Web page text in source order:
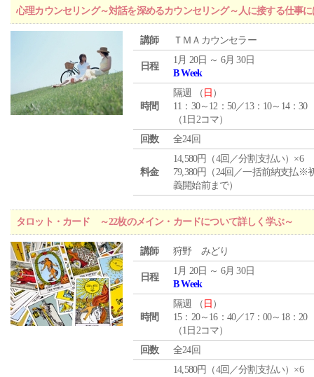
心理カウンセリング～対話を深めるカウンセリング～人に接する仕事
講師 ＴＭＡカウンセラー
日程
1月 20日 ～ 6月 30日
B Week
時間
隔週 （ 日 ）
11：30～12：50／13：10～14：30
（1日2コマ）
回数
全24回
料金
14,580円（4回／分割支払い）×6
79,380円（24回／一括前納支払※
義開始前まで）
タロット・カード ～22枚のメイン・カードについて詳しく学ぶ～
講師 狩野 みどり
日程
1月 20日 ～ 6月 30日
B Week
時間
隔週 （ 日 ）
15：20～16：40／17：00～18：20
（1日2コマ）
回数
全24回
14,580円（4回／分割支払い）×6